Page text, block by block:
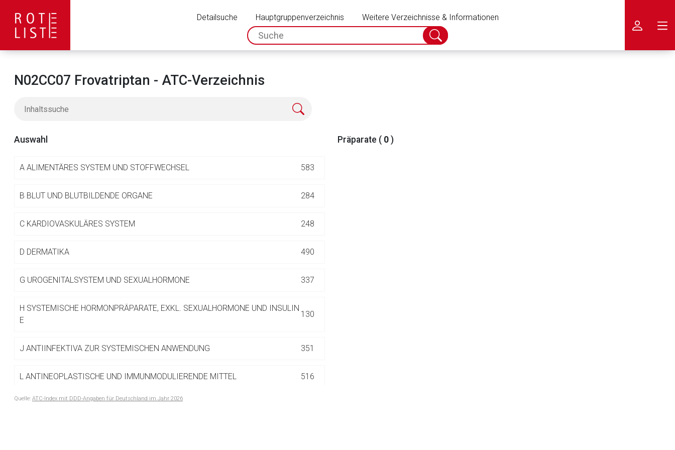
Detailsuche Hauptgruppenverzeichnis
Weitere Verzeichnisse & Informationen
spc.search.input.placeholder
Suche
abschicken
N02CC07 Frovatriptan - ATC-Verzeichnis
Auswahl
A ALIMENTÄRES SYSTEM UND STOFFWECHSEL 583
B BLUT UND BLUTBILDENDE ORGANE 284
C KARDIOVASKULÄRES SYSTEM 248
D DERMATIKA 490
G UROGENITALSYSTEM UND SEXUALHORMONE 337
H SYSTEMISCHE HORMONPRÄPARATE, EXKL. SEXUALHORMONE UND INSULIN
E
130
J ANTIINFEKTIVA ZUR SYSTEMISCHEN ANWENDUNG 351
L ANTINEOPLASTISCHE UND IMMUNMODULIERENDE MITTEL 516
MUSKEL- UND SKELETTSYSTEM
Quelle: ATC-Index mit DDD-Angaben für Deutschland im Jahr 2026
Präparate ( 0 )
Aufruf einer externen Seite
Der von Ihnen aufgerufene Link öffnet eine externe Web-Seite. Für die Inhalte der externen Web-Seite ist deren